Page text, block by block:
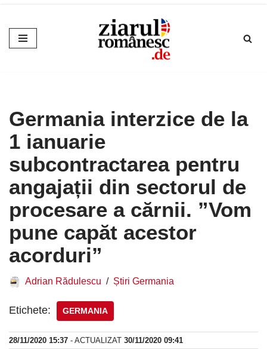
Sari
la
Germania interzice de la
1 ianuarie
subcontractarea pentru
angajații din sectorul de
procesare a cărnii. ”Vom
pune capăt acestor
acorduri”
Adrian Rădulescu Știri Germania
Etichete: GERMANIA
28/11/2020 15:37 - ACTUALIZAT 30/11/2020 09:41